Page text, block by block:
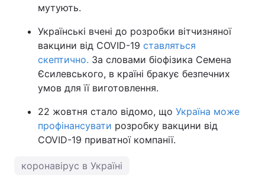
мутують.
Українські вчені до розробки вітчизняної
вакцини від COVID-19 ставляться
скептично. За словами біофізика Семена
Єсилевського, в країні бракує безпечних
умов для її виготовлення.
22 жовтня стало відомо, що Україна може
профінансувати розробку вакцини від
COVID-19 приватної компанії.
коронавірус в Україні